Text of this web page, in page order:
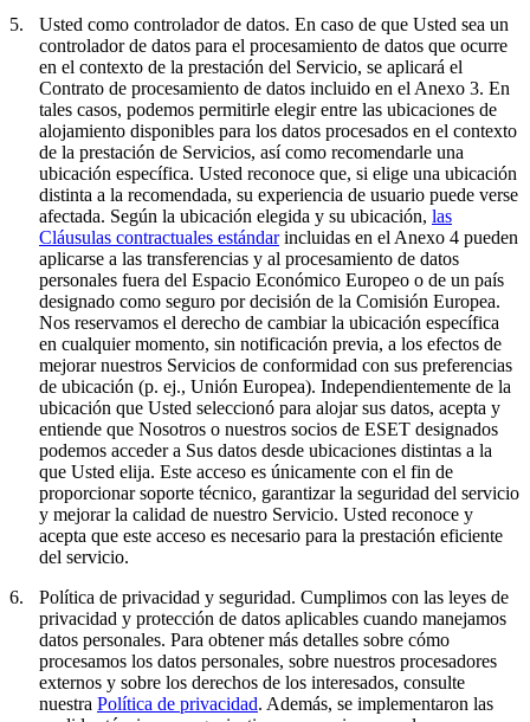
5.
Usted como controlador de datos. En caso de que Usted sea un
controlador de datos para el procesamiento de datos que ocurre
en el contexto de la prestación del Servicio, se aplicará el
Contrato de procesamiento de datos incluido en el Anexo 3. En
tales casos, podemos permitirle elegir entre las ubicaciones de
alojamiento disponibles para los datos procesados en el contexto
de la prestación de Servicios, así como recomendarle una
ubicación específica. Usted reconoce que, si elige una ubicación
distinta a la recomendada, su experiencia de usuario puede verse
afectada. Según la ubicación elegida y su ubicación, las
Cláusulas contractuales estándarincluidas en el Anexo 4 pueden
aplicarse a las transferencias y al procesamiento de datos
personales fuera del Espacio Económico Europeo o de un país
designado como seguro por decisión de la Comisión Europea.
Nos reservamos el derecho de cambiar la ubicación específica
en cualquier momento, sin notificación previa, a los efectos de
mejorar nuestros Servicios de conformidad con sus preferencias
de ubicación (p. ej., Unión Europea). Independientemente de la
ubicación que Usted seleccionó para alojar sus datos, acepta y
entiende que Nosotros o nuestros socios de ESET designados
podemos acceder a Sus datos desde ubicaciones distintas a la
que Usted elija. Este acceso es únicamente con el fin de
proporcionar soporte técnico, garantizar la seguridad del servicio
y mejorar la calidad de nuestro Servicio. Usted reconoce y
acepta que este acceso es necesario para la prestación eficiente
del servicio.
6.
Política de privacidad y seguridad. Cumplimos con las leyes de
privacidad y protección de datos aplicables cuando manejamos
datos personales. Para obtener más detalles sobre cómo
procesamos los datos personales, sobre nuestros procesadores
externos y sobre los derechos de los interesados, consulte
nuestra Política de privacidad. Además, se implementaron las